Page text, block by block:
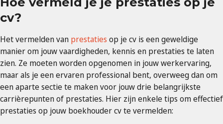
cv?
Het vermelden van prestaties op je cv is een geweldige
manier om jouw vaardigheden, kennis en prestaties te laten
zien. Ze moeten worden opgenomen in jouw werkervaring,
maar als je een ervaren professional bent, overweeg dan om
een aparte sectie te maken voor jouw drie belangrijkste
carrièrepunten of prestaties. Hier zijn enkele tips om effectief
prestaties op jouw boekhouder cv te vermelden: